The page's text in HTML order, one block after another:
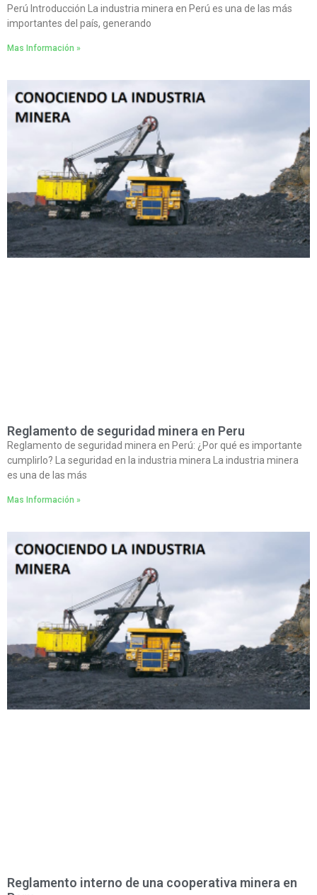
Perú Introducción La industria minera en Perú es una de las más
importantes del país, generando
Mas Información »
Reglamento de seguridad minera en Peru
Reglamento de seguridad minera en Perú: ¿Por qué es importante
cumplirlo? La seguridad en la industria minera La industria minera
es una de las más
Mas Información »
Reglamento interno de una cooperativa minera en